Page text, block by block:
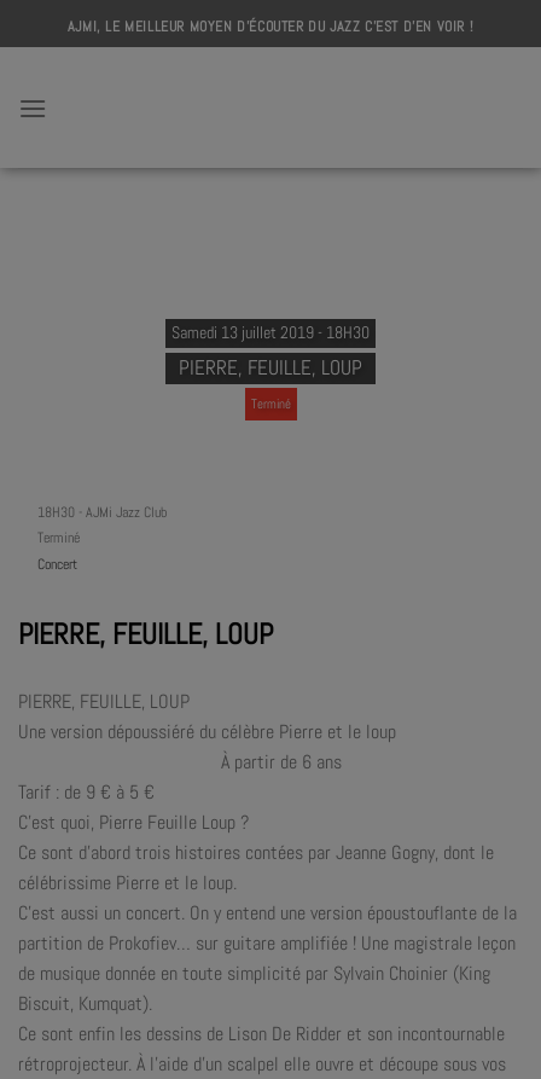
to
AJMI, LE MEILLEUR MOYEN D'ÉCOUTER DU JAZZ C'EST D'EN VOIR !
Samedi 13 juillet 2019 - 18H30
PIERRE, FEUILLE, LOUP
Terminé
18H30 - AJMi Jazz Club
Terminé
Concert
PIERRE, FEUILLE, LOUP
PIERRE, FEUILLE, LOUP
Une version dépoussiéré du célèbre Pierre et le loup
À partir de 6 ans
Tarif : de 9 € à 5 €
C’est quoi, Pierre Feuille Loup ?
Ce sont d’abord trois histoires contées par Jeanne Gogny, dont le
célébrissime Pierre et le loup.
C’est aussi un concert. On y entend une version époustouflante de la
partition de Prokofiev… sur guitare amplifiée ! Une magistrale leçon
de musique donnée en toute simplicité par Sylvain Choinier (King
Biscuit, Kumquat).
Ce sont enfin les dessins de Lison De Ridder et son incontournable
rétroprojecteur. À l’aide d’un scalpel elle ouvre et découpe sous vos